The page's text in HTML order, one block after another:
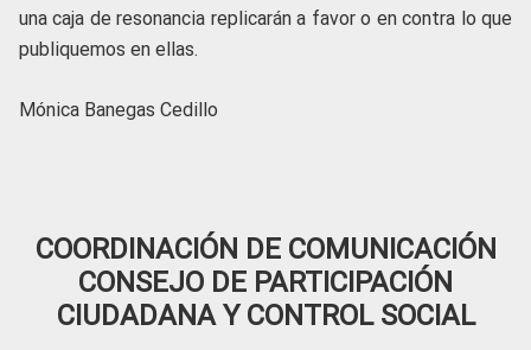
una caja de resonancia replicarán a favor o en contra lo que
publiquemos en ellas.
Mónica Banegas Cedillo
COORDINACIÓN DE COMUNICACIÓN
CONSEJO DE PARTICIPACIÓN
CIUDADANA Y CONTROL SOCIAL